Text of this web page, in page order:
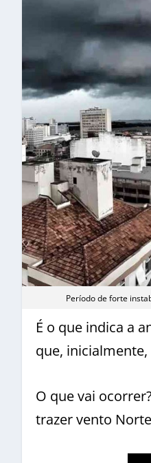
Período de forte
É o que indica a
que,
O que vai
trazer vento